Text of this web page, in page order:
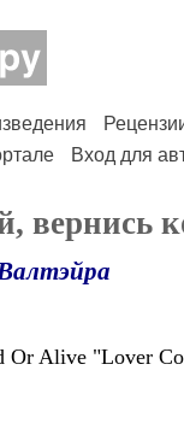
Вход для
вернись
Or Alive "Lover